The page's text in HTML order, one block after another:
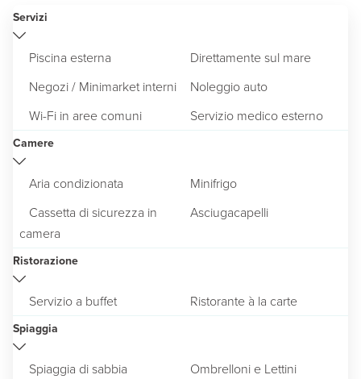
Servizi
Piscina esterna
Direttamente sul mare
Negozi / Minimarket interni
Noleggio auto
Wi-Fi in aree comuni
Servizio medico esterno
Camere
Aria condizionata
Minifrigo
Cassetta di sicurezza in
camera
Asciugacapelli
Ristorazione
Servizio a buffet Ristorante à la carte
Spiaggia
Spiaggia di sabbia Ombrelloni e Lettini